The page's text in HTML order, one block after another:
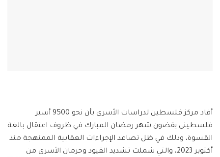
أفاد مركز فلسطين لدراسات الأسرى بأن نحو 9500 أسير
فلسطيني يقضون شهر رمضان المبارك في ظروف اعتقال بالغة
القسوة، وذلك في ظل تصاعد الإجراءات العقابية الممنهجة منذ
أكتوبر 2023، والتي شملت تشديد القيود وحرمان الأسرى من